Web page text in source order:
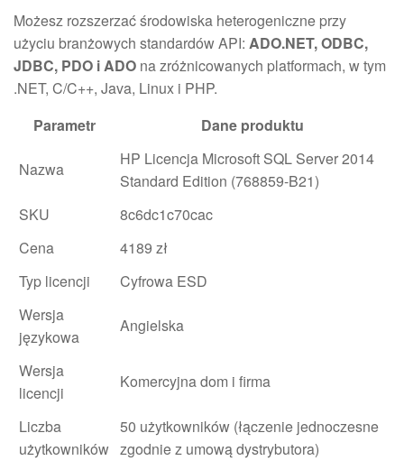
Możesz rozszerzać środowiska heterogeniczne przy
użyciu branżowych standardów API: ADO.NET, ODBC,
JDBC, PDO i ADO na zróżnicowanych platformach, w tym
.NET, C/C++, Java, Linux i PHP.
Parametr
Dane produktu
Nazwa
HP Licencja Microsoft SQL Server 2014
Standard Edition (768859-B21)
SKU
8c6dc1c70cac
Cena
4189 zł
Typ licencji
Cyfrowa ESD
Wersja
językowa
Angielska
Wersja
licencji
Komercyjna dom i firma
Liczba
użytkowników
50 użytkowników (łączenie jednoczesne
zgodnie z umową dystrybutora)